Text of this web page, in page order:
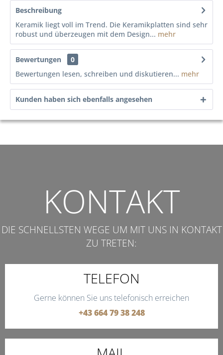
Beschreibung
Keramik liegt voll im Trend. Die Keramikplatten sind sehr
robust und überzeugen mit dem Design... mehr
Bewertungen
0
Bewertungen lesen, schreiben und diskutieren... mehr
Kunden haben sich ebenfalls angesehen
KONTAKT
DIE SCHNELLSTEN WEGE UM MIT UNS IN KONTAKT
ZU TRETEN:
TELEFON
Gerne können Sie uns telefonisch erreichen
+43 664 79 38 248